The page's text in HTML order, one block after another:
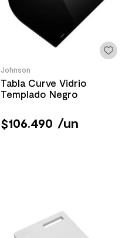
Johnson
Tabla Curve Vidrio
Templado Negro
$106.490 /un